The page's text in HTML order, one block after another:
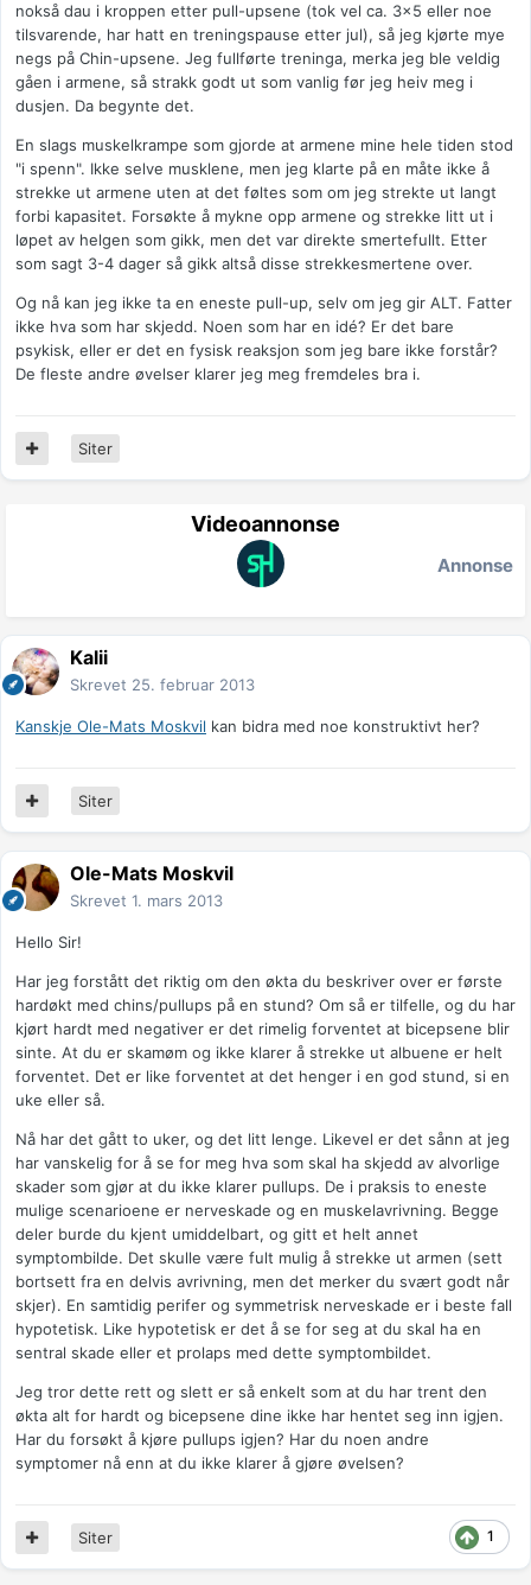
nokså dau i kroppen etter pull-upsene (tok vel ca. 3x5 eller noe
tilsvarende, har hatt en treningspause etter jul), så jeg kjørte mye
negs på Chin-upsene. Jeg fullførte treninga, merka jeg ble veldig
gåen i armene, så strakk godt ut som vanlig før jeg heiv meg i
dusjen. Da begynte det.
En slags muskelkrampe som gjorde at armene mine hele tiden stod
"i spenn". Ikke selve musklene, men jeg klarte på en måte ikke å
strekke ut armene uten at det føltes som om jeg strekte ut langt
forbi kapasitet. Forsøkte å mykne opp armene og strekke litt ut i
løpet av helgen som gikk, men det var direkte smertefullt. Etter
som sagt 3-4 dager så gikk altså disse strekkesmertene over.
Og nå kan jeg ikke ta en eneste pull-up, selv om jeg gir ALT. Fatter
ikke hva som har skjedd. Noen som har en idé? Er det bare
psykisk, eller er det en fysisk reaksjon som jeg bare ikke forstår?
De fleste andre øvelser klarer jeg meg fremdeles bra i.
Siter
Videoannonse
Annonse
Kalii
Skrevet 25. februar 2013
Kanskje Ole-Mats Moskvil kan bidra med noe konstruktivt her?
Siter
Ole-Mats Moskvil
Skrevet 1. mars 2013
Hello Sir!
Har jeg forstått det riktig om den økta du beskriver over er første
hardøkt med chins/pullups på en stund? Om så er tilfelle, og du har
kjørt hardt med negativer er det rimelig forventet at bicepsene blir
sinte. At du er skamøm og ikke klarer å strekke ut albuene er helt
forventet. Det er like forventet at det henger i en god stund, si en
uke eller så.
Nå har det gått to uker, og det litt lenge. Likevel er det sånn at jeg
har vanskelig for å se for meg hva som skal ha skjedd av alvorlige
skader som gjør at du ikke klarer pullups. De i praksis to eneste
mulige scenarioene er nerveskade og en muskelavrivning. Begge
deler burde du kjent umiddelbart, og gitt et helt annet
symptombilde. Det skulle være fult mulig å strekke ut armen (sett
bortsett fra en delvis avrivning, men det merker du svært godt når
skjer). En samtidig perifer og symmetrisk nerveskade er i beste fall
hypotetisk. Like hypotetisk er det å se for seg at du skal ha en
sentral skade eller et prolaps med dette symptombildet.
Jeg tror dette rett og slett er så enkelt som at du har trent den
økta alt for hardt og bicepsene dine ikke har hentet seg inn igjen.
Har du forsøkt å kjøre pullups igjen? Har du noen andre
symptomer nå enn at du ikke klarer å gjøre øvelsen?
1
Siter